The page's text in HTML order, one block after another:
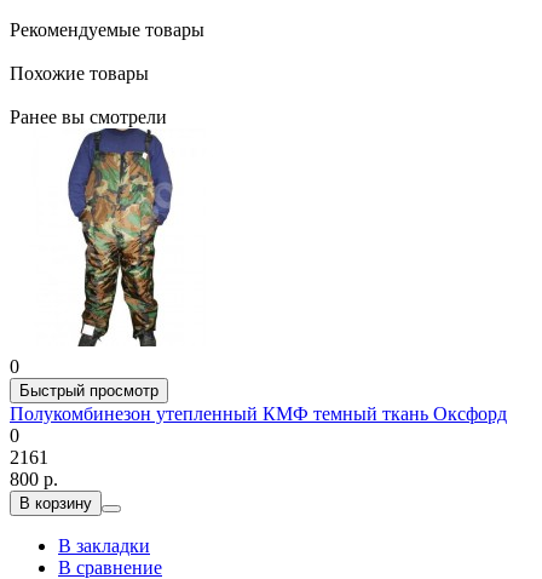
Рекомендуемые товары
Похожие товары
Ранее вы смотрели
0
Быстрый просмотр
Полукомбинезон утепленный КМФ темный ткань Оксфорд
0
2161
800 р.
В корзину
В закладки
В сравнение